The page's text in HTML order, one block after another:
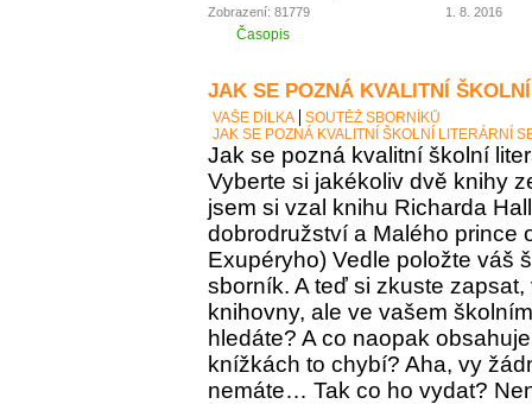
Zobrazení: 81779 1. 8. 2016
Časopis
JAK SE POZNÁ KVALITNÍ
VAŠE DÍLKA
SOUTĚŽ SBORNÍKŮ
JAK SE POZNÁ KVALITNÍ ŠKOLNÍ LITERÁRNÍ
Jak se pozná kvalitní školní
Vyberte si jakékoliv dvě knihy
jsem si vzal knihu Richarda
dobrodružství a Malého prince
Exupéryho) Vedle položte váš
sborník. A teď si zkuste
knihovny, ale ve vašem
hledáte? A co naopak
knížkách to chybí? Aha, vy
nemáte… Tak co ho vydat?